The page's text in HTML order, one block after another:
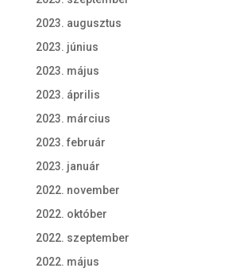
2023. augusztus
2023. június
2023. május
2023. április
2023. március
2023. február
2023. január
2022. november
2022. október
2022. szeptember
2022. május